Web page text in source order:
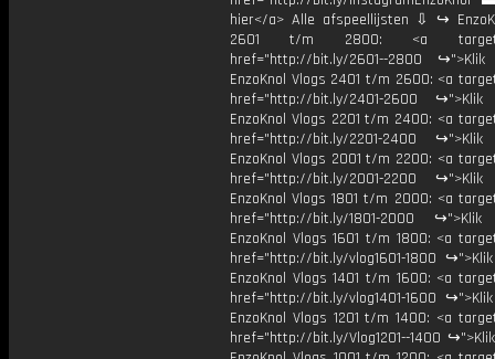
hier</a> Alle afspeellijsten ⇩ ↪
2601 t/m 2800: <a
href="http://bit.ly/2601--2800
EnzoKnol Vlogs 2401 t/m 2600: <a
href="http://bit.ly/2401-2600 ↪">Klik
EnzoKnol Vlogs 2201 t/m 2400: <a
href="http://bit.ly/2201-2400 ↪">Klik
EnzoKnol Vlogs 2001 t/m 2200: <a
href="http://bit.ly/2001-2200 ↪">Klik
EnzoKnol Vlogs 1801 t/m 2000: <a
href="http://bit.ly/1801-2000 ↪">Klik
EnzoKnol Vlogs 1601 t/m 1800: <a
href="http://bit.ly/vlog1601-1800
EnzoKnol Vlogs 1401 t/m 1600: <a
href="http://bit.ly/vlog1401-1600
EnzoKnol Vlogs 1201 t/m 1400: <a
href="http://bit.ly/Vlog1201--1400